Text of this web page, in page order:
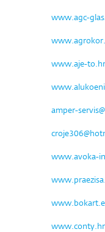
www.agc-
www.aje-to.hr
amper-
www.avoka-
www.conty.hr